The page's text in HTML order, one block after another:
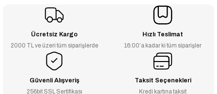
Ücretsiz Kargo
2000 TL ve üzeri tüm siparişlerde
Hızlı Teslimat
16:00’a kadar ki tüm siparişler
Güvenli Alışveriş
256bit SSL Sertifikası
Taksit Seçenekleri
Kredi kartına taksit